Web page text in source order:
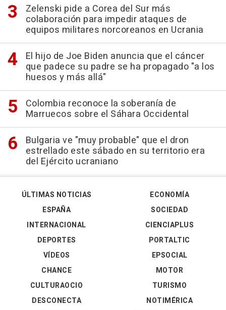
Zelenski pide a Corea del Sur más
colaboración para impedir ataques de
equipos militares norcoreanos en Ucrania
El hijo de Joe Biden anuncia que el cáncer
que padece su padre se ha propagado "a los
huesos y más allá"
Colombia reconoce la soberanía de
Marruecos sobre el Sáhara Occidental
Bulgaria ve "muy probable" que el dron
estrellado este sábado en su territorio era
del Ejército ucraniano
ÚLTIMAS NOTICIAS
ESPAÑA
INTERNACIONAL
DEPORTES
VÍDEOS
ECONOMÍA
SOCIEDAD
CIENCIAPLUS
PORTALTIC
EPSOCIAL
CHANCE
CULTURAOCIO
DESCONECTA
MOTOR
TURISMO
NOTIMÉRICA